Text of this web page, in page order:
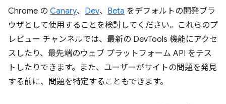
Chrome の Canary、 Dev、 Beta をデフォルトの開発ブラ
ウザとして使用することを検討してください。これらのプ
レビュー チャンネルでは、最新の DevTools 機能にアクセ
スしたり、最先端のウェブ プラットフォーム API をテス
トしたりできます。また、ユーザーがサイトの問題を発見
する前に、問題を特定することもできます。